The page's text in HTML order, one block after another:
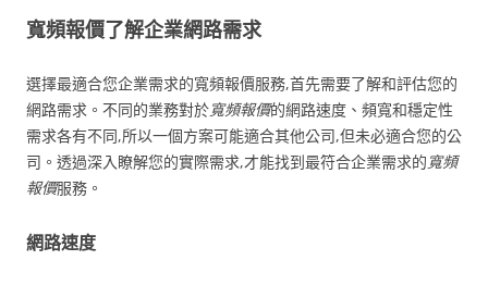
寬頻報價了解企業網路需求
選擇最適合您企業需求的寬頻報價服務,首先需要了解和評估您的
網路需求。不同的業務對於寬頻報價的網路速度、頻寬和穩定性
需求各有不同,所以一個方案可能適合其他公司,但未必適合您的公
司。透過深入瞭解您的實際需求,才能找到最符合企業需求的 寬頻
報價服務。
網路速度